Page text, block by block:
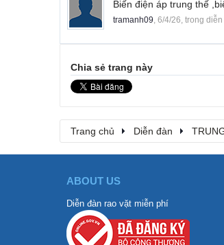
Biến điện áp trung thế
tramanh09, 6/4/26, trong
Chia sẻ trang này
Trang chủ Diễn đàn
ABOUT US
Diễn đàn rao vặt miễn phí